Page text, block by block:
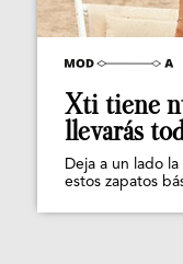
Xti tiene
llevarás
Deja a un lado
estos zapatos